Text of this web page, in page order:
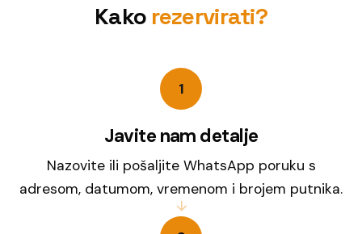
Kako rezervirati?
1
Javite nam detalje
Nazovite ili pošaljite WhatsApp poruku s
adresom, datumom, vremenom i brojem putnika.